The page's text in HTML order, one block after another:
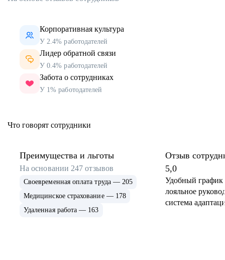
Корпоративная культура
У 2.4% работодателей
Лидер обратной связи
У 0.4% работодателей
Забота о сотрудниках
У 1% работодателей
Что говорят сотрудники
Преимущества и льготы
На основании 247 отзывов
Своевременная оплата труда — 205
Медицинское страхование — 178
Удаленная работа — 163
Отзыв
5,0
Удобный график
лояльное
система